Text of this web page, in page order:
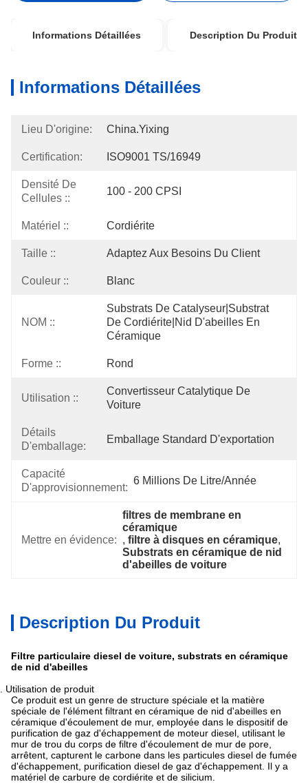
Informations Détaillées Description Du Produit
Informations Détaillées
Lieu D'origine: China.Yixing
Certification: ISO9001 TS/16949
Densité De
Cellules ::
100 - 200 CPSI
Matériel :: Cordiérite
Taille :: Adaptez Aux Besoins Du Client
Couleur :: Blanc
NOM ::
Substrats De Catalyseur|substrat
De Cordiérite|nid D'abeilles En
Céramique
Forme :: Rond
Utilisation ::
Convertisseur Catalytique De
Voiture
Détails
D'emballage:
Emballage Standard D'exportation
Capacité
D'approvisionnement:
6 Millions De Litre/année
Mettre en évidence:
filtres de membrane en
céramique
, filtre à disques en céramique,
Substrats en céramique de nid
d'abeilles de voiture
Description Du Produit
Filtre particulaire diesel de voiture, substrats en céramique
de nid d'abeilles
Utilisation de produit
Ce produit est un genre de structure spéciale et la matière
spéciale de l'élément filtrant en céramique de nid d'abeilles en
céramique d'écoulement de mur, employée dans le dispositif de
purification de gaz d'échappement de moteur diesel, utilisant le
mur de trou du corps de filtre d'écoulement de mur de pore,
arrêtent, capturent le carbone dans les particules diesel de fumée
d'échappement, purification diesel de gaz d'échappement. Il y a
matériel de carbure de cordiérite et de silicium.